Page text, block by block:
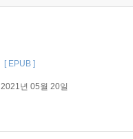
[ EPUB ]
2021년 05월 20일